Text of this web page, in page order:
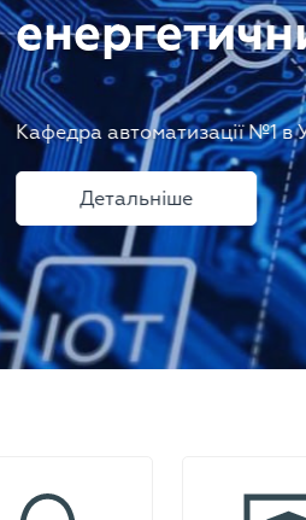
Кафедра автоматизації №1 в
Детальніше